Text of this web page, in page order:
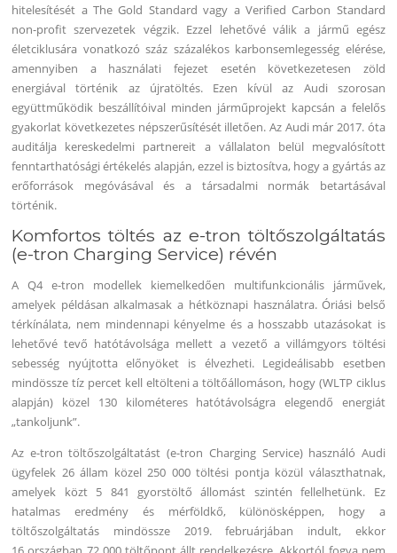
hitelesítését a The Gold Standard vagy a Verified Carbon Standard
non-profit szervezetek végzik. Ezzel lehetővé válik a jármű egész
életciklusára vonatkozó száz százalékos karbonsemlegesség elérése,
amennyiben a használati fejezet esetén következetesen zöld
energiával történik az újratöltés. Ezen kívül az Audi szorosan
együttműködik beszállítóival minden járműprojekt kapcsán a felelős
gyakorlat következetes népszerűsítését illetően. Az Audi már 2017. óta
auditálja kereskedelmi partnereit a vállalaton belül megvalósított
fenntarthatósági értékelés alapján, ezzel is biztosítva, hogy a gyártás az
erőforrások megóvásával és a társadalmi normák betartásával
történik.
Komfortos töltés az e-tron töltőszolgáltatás
(e-tron Charging Service) révén
A Q4 e-tron modellek kiemelkedően multifunkcionális járművek,
amelyek példásan alkalmasak a hétköznapi használatra. Óriási belső
térkínálata, nem mindennapi kényelme és a hosszabb utazásokat is
lehetővé tevő hatótávolsága mellett a vezető a villámgyors töltési
sebesség nyújtotta előnyöket is élvezheti. Legideálisabb esetben
mindössze tíz percet kell eltölteni a töltőállomáson, hogy (WLTP ciklus
alapján) közel 130 kilométeres hatótávolságra elegendő energiát
„tankoljunk”.
Az e-tron töltőszolgáltatást (e-tron Charging Service) használó Audi
ügyfelek 26 állam közel 250 000 töltési pontja közül választhatnak,
amelyek közt 5 841 gyorstöltő állomást szintén fellelhetünk. Ez
hatalmas eredmény és mérföldkő, különösképpen, hogy a
töltőszolgáltatás mindössze 2019. februárjában indult, ekkor